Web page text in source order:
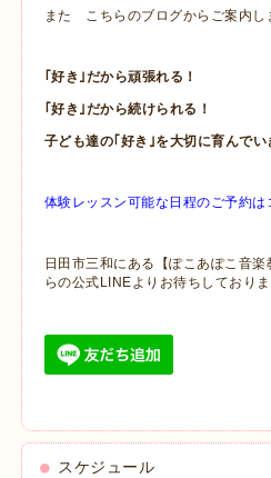
また こちらのブログからご案内し
｢好き｣だから頑張れる！
｢好き｣だから続けられる！
子ども達の｢好き｣を大切に育んでい
体験レッスン可能な日程のご予約は
日田市三和にある【ぽこあぽこ音
らの公式LINEよりお待ちしており
スケジュール